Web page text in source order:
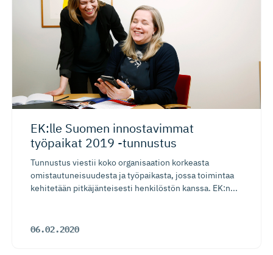
EK:lle Suomen innostavimmat
työpaikat 2019 -tunnustus
Tunnustus viestii koko organisaation korkeasta
omistautuneisuudesta ja työpaikasta, jossa toimintaa
kehitetään pitkäjänteisesti henkilöstön kanssa. EK:n...
06.02.2020